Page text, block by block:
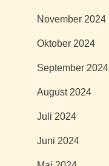
November 2024
Oktober 2024
September 2024
August 2024
Juli 2024
Juni 2024